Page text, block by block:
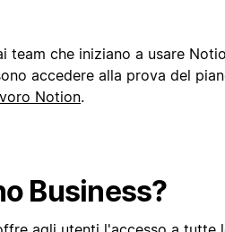
team che iniziano a usare
accedere alla prova del
Notion.
Business?